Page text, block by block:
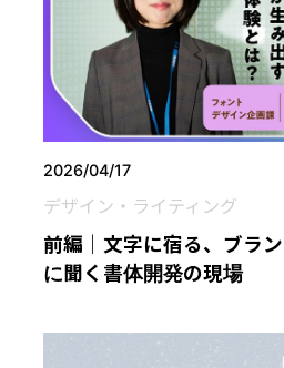
2026/04/17
デザイン・ライティング
前編｜文字に宿る、ブラ
に聞く書体開発の現場